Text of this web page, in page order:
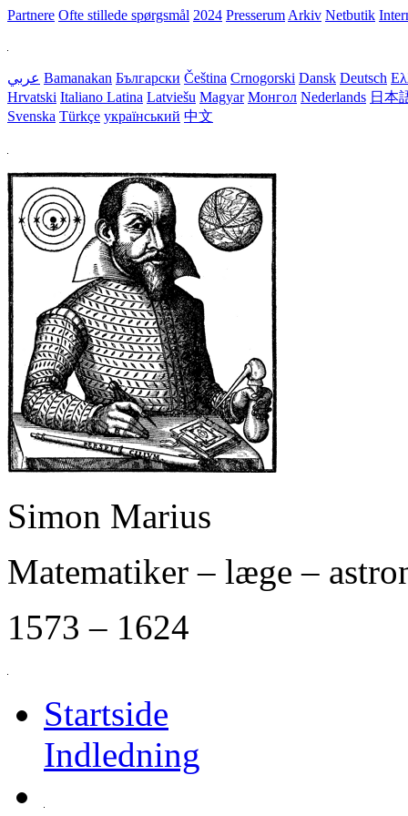
Partnere Ofte stillede spørgsmål 2024 Presserum Arkiv Netbutik
عربي Bamanakan Български Čeština Crnogorski Dansk Deutsch
Hrvatski Italiano Latina Latviešu Magyar Монгол Nederlands 日本
Svenska Türkçe український 中文
Simon Marius
Matematiker – læge –
1573 – 1624
Startside
Indledning